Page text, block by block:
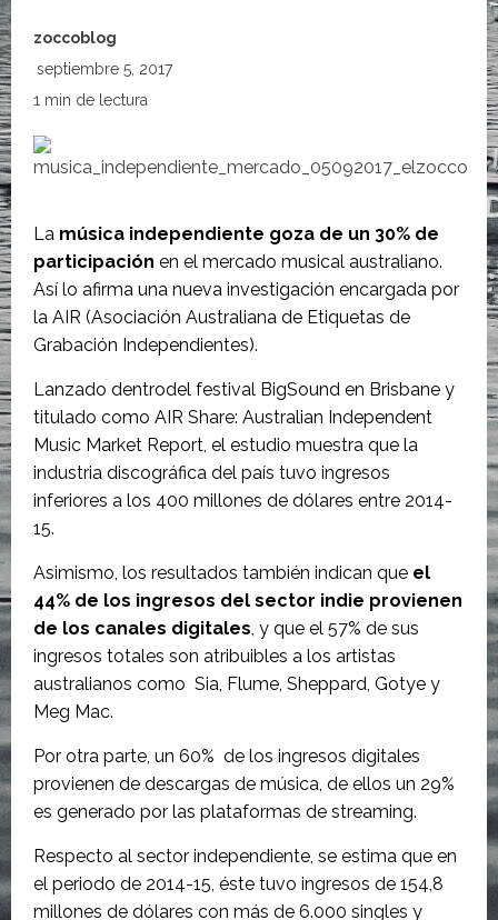
zoccoblog
septiembre 5, 2017
1 min de lectura
La música independiente goza de un 30% de
participación en el mercado musical australiano.
Así lo afirma una nueva investigación encargada por
la AIR (Asociación Australiana de Etiquetas de
Grabación Independientes).
Lanzado dentrodel festival BigSound en Brisbane y
titulado como AIR Share: Australian Independent
Music Market Report, el estudio muestra que la
industria discográfica del país tuvo ingresos
inferiores a los 400 millones de dólares entre 2014-
15.
Asimismo, los resultados también indican que el
44% de los ingresos del sector indie provienen
de los canales digitales, y que el 57% de sus
ingresos totales son atribuibles a los artistas
australianos como Sia, Flume, Sheppard, Gotye y
Meg Mac.
Por otra parte, un 60% de los ingresos digitales
provienen de descargas de música, de ellos un 29%
es generado por las plataformas de streaming.
Respecto al sector independiente, se estima que en
el periodo de 2014-15, éste tuvo ingresos de 154,8
millones de dólares con más de 6.000 singles y